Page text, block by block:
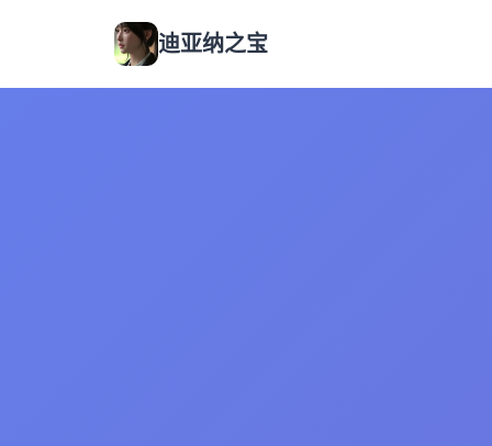
迪亚纳之宝